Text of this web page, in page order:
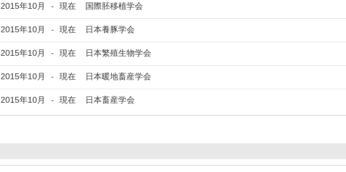
2015年10月 - 現在 国際胚移植学会
2015年10月 - 現在 日本養豚学会
2015年10月 - 現在 日本繁殖生物学会
2015年10月 - 現在 日本暖地畜産学会
2015年10月 - 現在 日本畜産学会